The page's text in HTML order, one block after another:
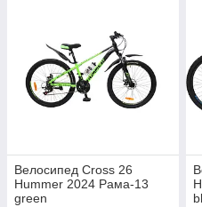
Велосипед Cross 26
Hummer 2024 Рама-13
green